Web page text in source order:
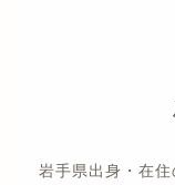
岩手県出身・在住